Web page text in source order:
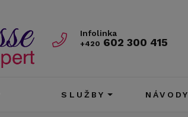
Infolinka
+420 602 300 415
SLUŽBY NÁVODY